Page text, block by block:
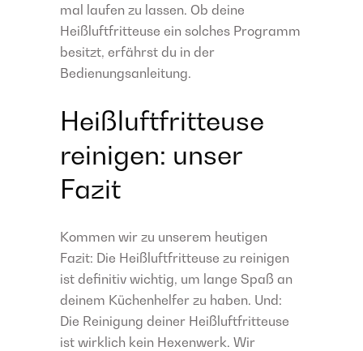
mal laufen zu lassen. Ob deine
Heißluftfritteuse ein solches Programm
besitzt, erfährst du in der
Bedienungsanleitung.
Heißluftfritteuse
reinigen: unser
Fazit
Kommen wir zu unserem heutigen
Fazit: Die Heißluftfritteuse zu reinigen
ist definitiv wichtig, um lange Spaß an
deinem Küchenhelfer zu haben. Und:
Die Reinigung deiner Heißluftfritteuse
ist wirklich kein Hexenwerk. Wir